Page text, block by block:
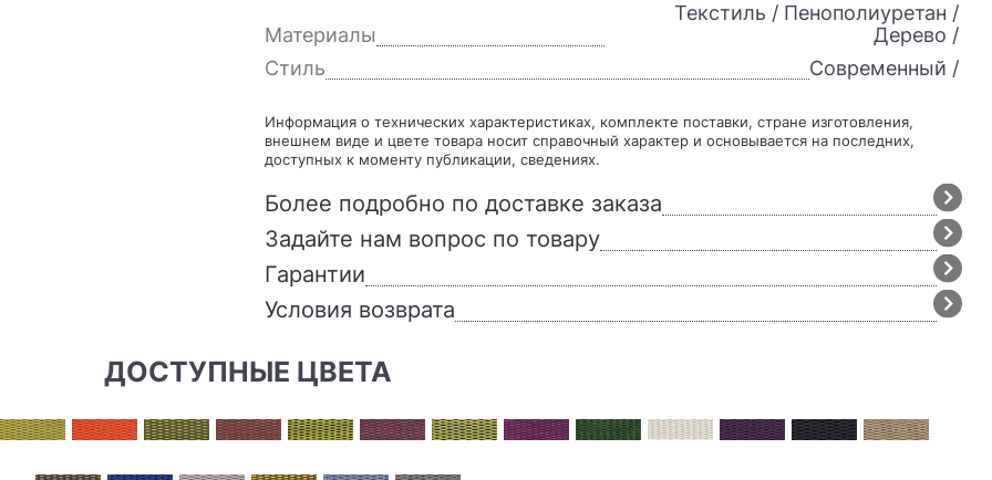
Материалы
Текстиль / Пенополиуретан /
Дерево /
Стиль
Современный /
Информация о технических характеристиках, комплекте поставки, стране изготовления,
внешнем виде и цвете товара носит справочный характер и основывается на последних,
доступных к моменту публикации, сведениях.
Более подробно по доставке заказа
Задайте нам вопрос по товару
Гарантии
Условия возврата
ДОСТУПНЫЕ ЦВЕТА